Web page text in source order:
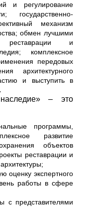
и регулирование
государственно-
механизм
обмен лучшими
реставрации и
комплексное
передовых
архитектурного
и выступить в
.
наследие» – это
программы,
развитие
объектов
реставрации и
;
оценку экспертного
работы в сфере
с представителями